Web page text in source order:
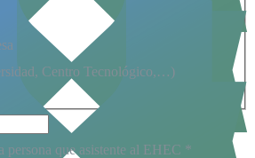
Centro Tecnológico,…)
que asistente al EHEC *